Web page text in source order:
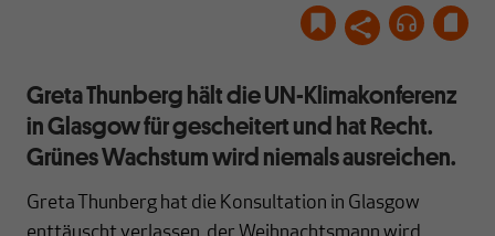
Greta Thunberg hält die UN-Klimakonferenz
in Glasgow für gescheitert und hat Recht.
Grünes Wachstum wird niemals ausreichen.
Greta Thunberg hat die Konsultation in Glasgow